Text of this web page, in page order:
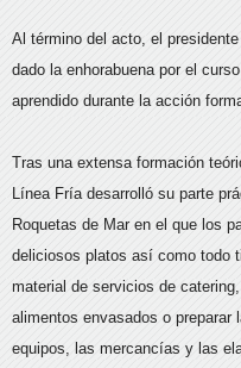
Al término del acto, el
dado la enhorabuena por el
aprendido durante la acción
Tras una extensa formación
Línea Fría desarrolló su parte
Roquetas de Mar en el que los
deliciosos platos así como todo
material de servicios de
alimentos envasados o preparar
equipos, las mercancías y las